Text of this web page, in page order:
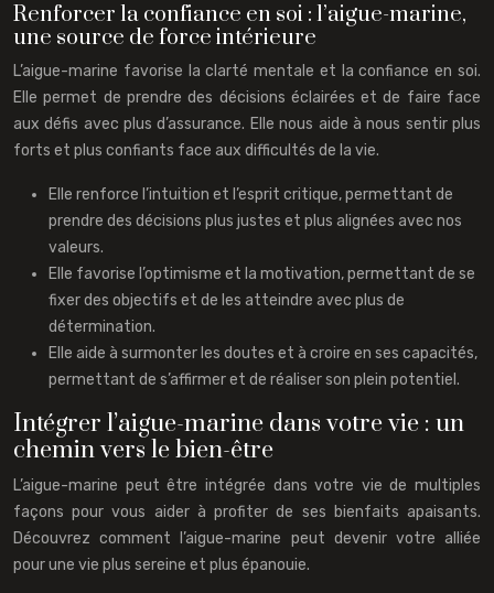
Renforcer la confiance en soi : l’aigue-marine,
une source de force intérieure
L’aigue-marine favorise la clarté mentale et la confiance en soi.
Elle permet de prendre des décisions éclairées et de faire face
aux défis avec plus d’assurance. Elle nous aide à nous sentir plus
forts et plus confiants face aux difficultés de la vie.
Elle renforce l’intuition et l’esprit critique, permettant de
prendre des décisions plus justes et plus alignées avec nos
valeurs.
Elle favorise l’optimisme et la motivation, permettant de se
fixer des objectifs et de les atteindre avec plus de
détermination.
Elle aide à surmonter les doutes et à croire en ses capacités,
permettant de s’affirmer et de réaliser son plein potentiel.
Intégrer l’aigue-marine dans votre vie : un
chemin vers le bien-être
L’aigue-marine peut être intégrée dans votre vie de multiples
façons pour vous aider à profiter de ses bienfaits apaisants.
Découvrez comment l’aigue-marine peut devenir votre alliée
pour une vie plus sereine et plus épanouie.